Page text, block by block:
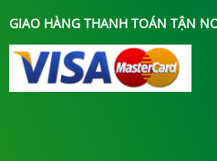
GIAO HÀNG THANH TOÁN TẬN